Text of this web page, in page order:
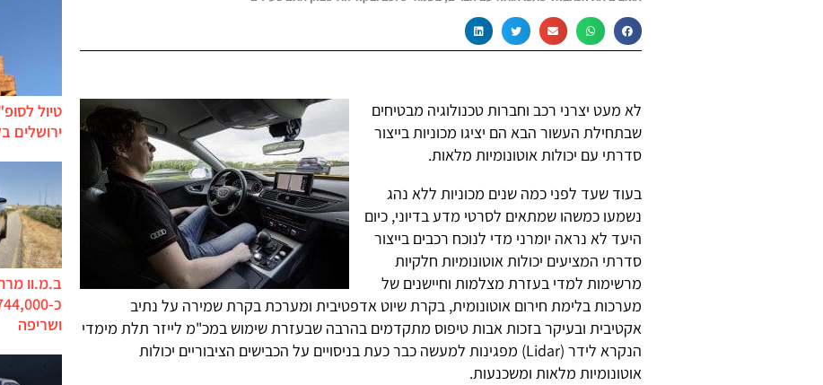
לא מעט יצרני רכב וחברות טכנולוגיה מבטיחים
שבתחילת העשור הבא הם יציגו מכוניות בייצור
סדרתי עם יכולות אוטונומיות מלאות.
בעוד שעד לפני כמה שנים מכוניות ללא נהג
נשמעו כמשהו שמתאים לסרטי מדע בדיוני, כיום
היעד לא נראה יומרני מדי לנוכח רכבים בייצור
סדרתי המציעים יכולות אוטונומיות חלקיות
מרשימות למדי בעזרת מצלמות וחיישנים של
מערכות בלימת חירום אוטונומית, בקרת שיוט אדפטיבית ומערכת בקרת שמירה על נתיב
אקטיבית ובעיקר בזכות אבות טיפוס מתקדמים בהרבה שבעזרת שימוש במכ"מ לייזר תלת מימדי
הנקרא לידר (Lidar) מפגינות למעשה כבר כעת בניסויים על הכבישים הציבוריים יכולות
אוטונומיות מלאות ומשכנעות.
טיול
ירושלים
ב.מ.וו
ושריפה